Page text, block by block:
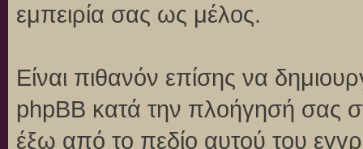
εμπειρία σας ως μέλος.
Είναι πιθανόν επίσης να
phpBB κατά την πλοήγησή σας
έξω από το πεδίο αυτού του